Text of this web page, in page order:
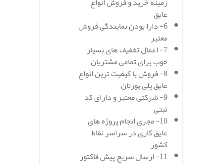
عایق
6- دارا بودن نمایندگی فروش
معتبر
7- اعمال تخفیف های بسیار
خوب برای تمامی مشتریان
8- فروش با کیفیت ترین انواع
عایق پلی یورتان
9- شرکتی معتبر و دارای کد
ثبتی
10- مجری انجام پروژه های
عایق کاری در سراسر نقاط
کشور
11- ارسال سریع پیش فاکتور